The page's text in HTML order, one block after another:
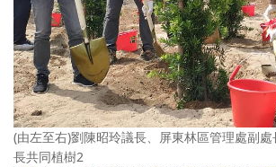
(由左至右)劉陳昭玲議長、屏東林區管理處副
長共同植樹2